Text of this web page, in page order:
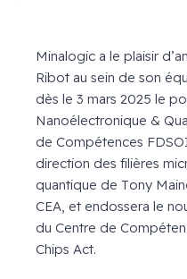
Minalogic a le plaisir
Ribot au sein de son
dès le 3 mars 2025 le
Nanoélectronique &
de Compétences
direction des filières
quantique de Tony
CEA, et endossera le
du Centre de
Chips Act.